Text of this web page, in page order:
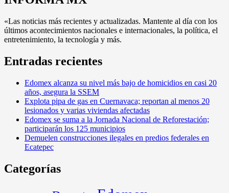
«Las noticias más recientes y actualizadas. Mantente al día con los
últimos acontecimientos nacionales e internacionales, la política, el
entretenimiento, la tecnología y más.
Entradas recientes
Edomex alcanza su nivel más bajo de homicidios en casi 20
años, asegura la SSEM
Explota pipa de gas en Cuernavaca; reportan al menos 20
lesionados y varias viviendas afectadas
Edomex se suma a la Jornada Nacional de Reforestación;
participarán los 125 municipios
Demuelen construcciones ilegales en predios federales en
Ecatepec
Categorías